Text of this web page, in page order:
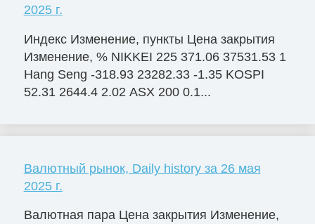
2025 г.
Индекс Изменение, пункты Цена закрытия
Изменение, % NIKKEI 225 371.06 37531.53 1
Hang Seng -318.93 23282.33 -1.35 KOSPI
52.31 2644.4 2.02 ASX 200 0.1...
Валютный рынок, Daily history за 26 мая
2025 г.
Валютная пара Цена закрытия Изменение,